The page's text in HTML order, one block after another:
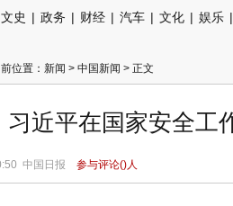
文史 | 政务 | 财经 | 汽车 | 文化 | 娱乐 |
位置： 新闻 > 中国新闻 > 正文
习近平在国家安全工
中国日报 参与评论()人